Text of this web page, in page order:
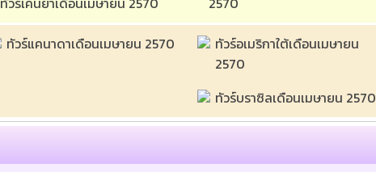
ทัวร์แคนาดาเดือนเมษายน 2570
ทัวร์อเมริกาใต้เดือนเมษายน
2570
ทัวร์บราซิลเดือนเมษายน 2570